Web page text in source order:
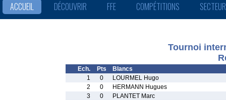
ACCUEIL DÉCOUVRIR FFE COMPÉTITIONS
Tournoi
Ech. Pts
Blancs
1
0
LOURMEL Hugo
2
0
HERMANN Hugues
3
0
PLANTET Marc